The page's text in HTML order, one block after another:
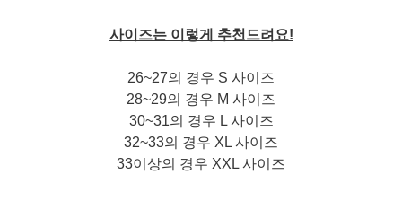
사이즈는 이렇게 추천드려요!
26~27의 경우 S 사이즈
28~29의 경우 M 사이즈
30~31의 경우 L 사이즈
32~33의 경우 XL 사이즈
33이상의 경우 XXL 사이즈